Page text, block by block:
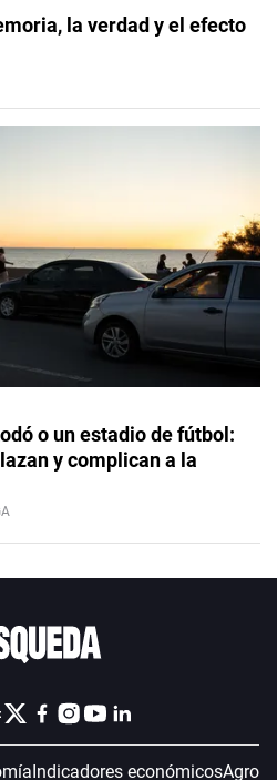
la verdad y el efecto
o un estadio de fútbol:
y complican a la
Indicadores económicosAgro